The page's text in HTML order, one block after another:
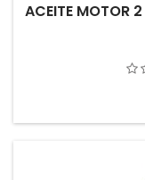
ACEITE MOTOR